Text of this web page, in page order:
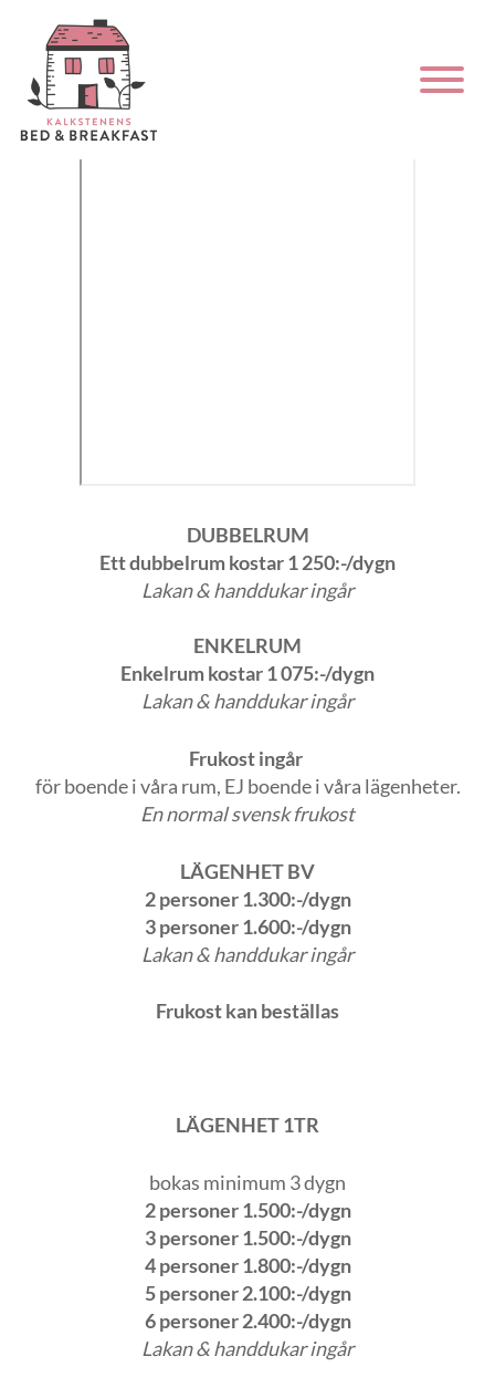
Priser och bokning av rum &
DUBBELRUM
Ett dubbelrum kostar 1 250:-/dygn
Lakan & handdukar ingår
ENKELRUM
Enkelrum kostar 1 075:-/dygn
Lakan & handdukar ingår
Frukost ingår
för boende i våra rum, EJ boende i våra lägenheter.
En normal svensk frukost
LÄGENHET BV
2 personer 1.300:-/dygn
3 personer 1.600:-/dygn
Lakan & handdukar ingår
Frukost kan beställas
LÄGENHET 1TR
bokas minimum 3 dygn
2 personer 1.500:-/dygn
3 personer 1.500:-/dygn
4 personer 1.800:-/dygn
5 personer 2.100:-/dygn
6 personer 2.400:-/dygn
Lakan & handdukar ingår